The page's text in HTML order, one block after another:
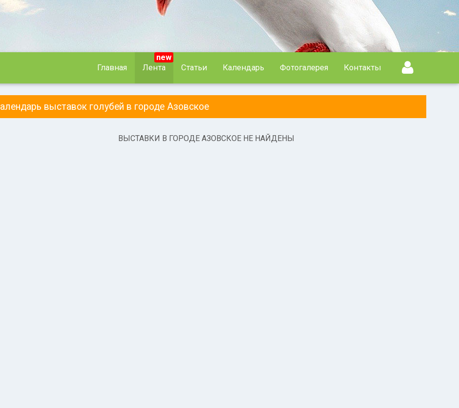
Главная Лента
new
Статьи
Календарь Фотогалерея Контакты
Календарь выставок голубей в городе Азовское
ВЫСТАВКИ В ГОРОДЕ АЗОВСКОЕ НЕ НАЙДЕНЫ